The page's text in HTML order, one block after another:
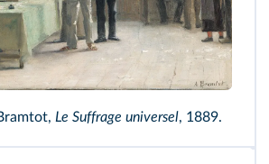
Ville de Paris, Musee du Petit-Palais, France /
Le Suffrage universel, 1889.